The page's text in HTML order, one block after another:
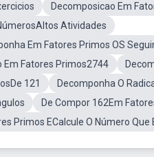
Decomposicao Em
Atividades
Em Fatores Primos OS
Em Fatores Primos2744
121
Decomponha O
De Compor 162Em
Primos ECalcule O Número Que